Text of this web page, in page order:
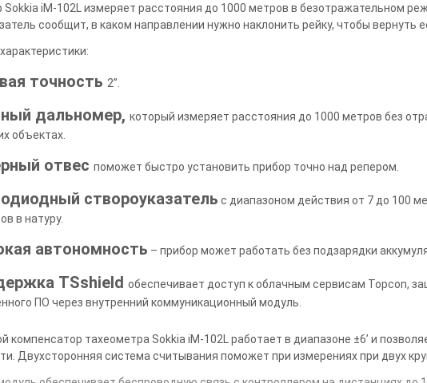
Sokkia iM-102L измеряет расстояния до 1000 метров в безотражательном
сообщит, в каком направлении нужно наклонить рейку, чтобы вернуть
точность2”.
дальномер,который измеряет расстояния до 1000 метров без
объектах.
отвеспоможет быстро установить прибор точно над репером.
створоуказатель с диапазоном действия от 7 до 100
в натуру.
автономность – прибор может работать без подзарядки
TSshieldобеспечивает доступ к облачным сервисам Topcon,
ПО через внутренний коммуникационный модуль.
компенсатор тахеометра Sokkia iM-102L работает в диапазоне ±6’ и
Двухсторонняя система считывания поможет при измерениях при двух